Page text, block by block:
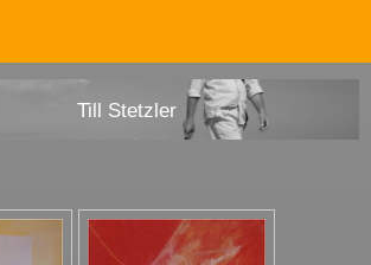
Till Stetzler